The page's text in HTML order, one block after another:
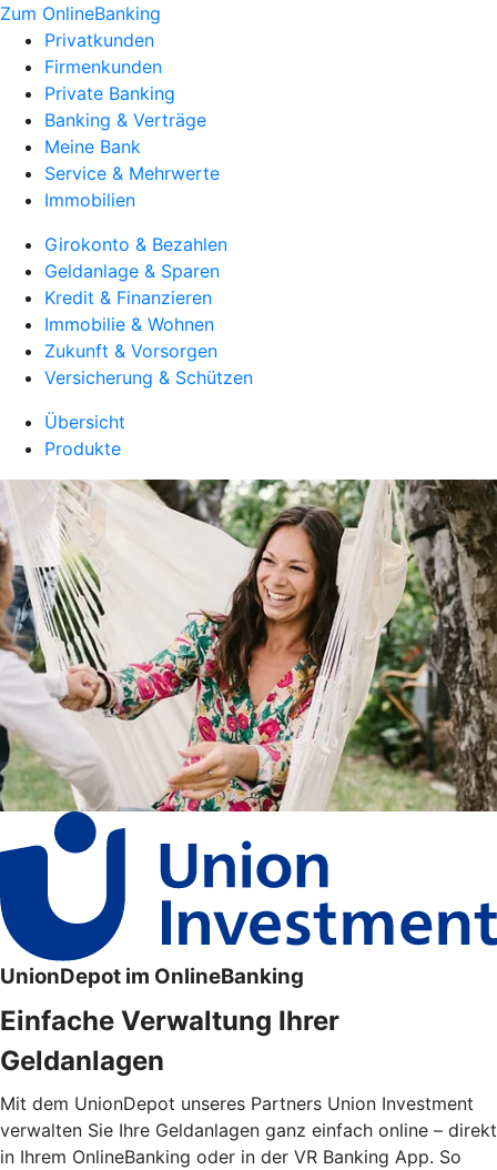
Zum OnlineBanking
Privatkunden
Firmenkunden
Private Banking
Banking & Verträge
Meine Bank
Service & Mehrwerte
Immobilien
Girokonto & Bezahlen
Geldanlage & Sparen
Kredit & Finanzieren
Immobilie & Wohnen
Zukunft & Vorsorgen
Versicherung & Schützen
Übersicht
Produkte
UnionDepot im OnlineBanking
Einfache Verwaltung Ihrer
Geldanlagen
Mit dem UnionDepot unseres Partners Union Investment
verwalten Sie Ihre Geldanlagen ganz einfach online – direkt
in Ihrem OnlineBanking oder in der VR Banking App. So